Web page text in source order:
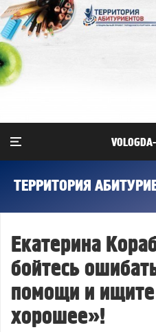
ТЕРРИТОРИЯ
Екатерина
бойтесь
помощи и
хорошее»!